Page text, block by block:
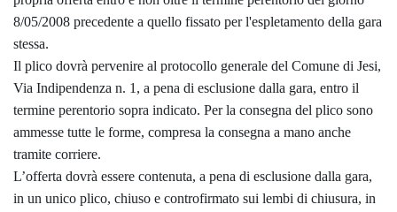
8/05/2008 precedente a quello fissato per l'espletamento della gara
stessa.
Il plico dovrà pervenire al protocollo generale del Comune di Jesi,
Via Indipendenza n. 1, a pena di esclusione dalla gara, entro il
termine perentorio sopra indicato. Per la consegna del plico sono
ammesse tutte le forme, compresa la consegna a mano anche
tramite corriere.
L’offerta dovrà essere contenuta, a pena di esclusione dalla gara,
in un unico plico, chiuso e controfirmato sui lembi di chiusura, in